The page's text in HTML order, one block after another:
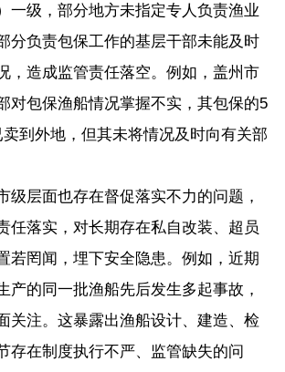
一级，部分地方未指定专人负责渔业
分负责包保工作的基层干部未能及时
，造成监管责任落空。例如，盖州市
对包保渔船情况掌握不实，其包保的5
到外地，但其未将情况及时向有关部
级层面也存在督促落实不力的问题，
任落实，对长期存在私自改装、超员
若罔闻，埋下安全隐患。例如，近期
产的同一批渔船先后发生多起事故，
关注。这暴露出渔船设计、建造、检
存在制度执行不严、监管缺失的问